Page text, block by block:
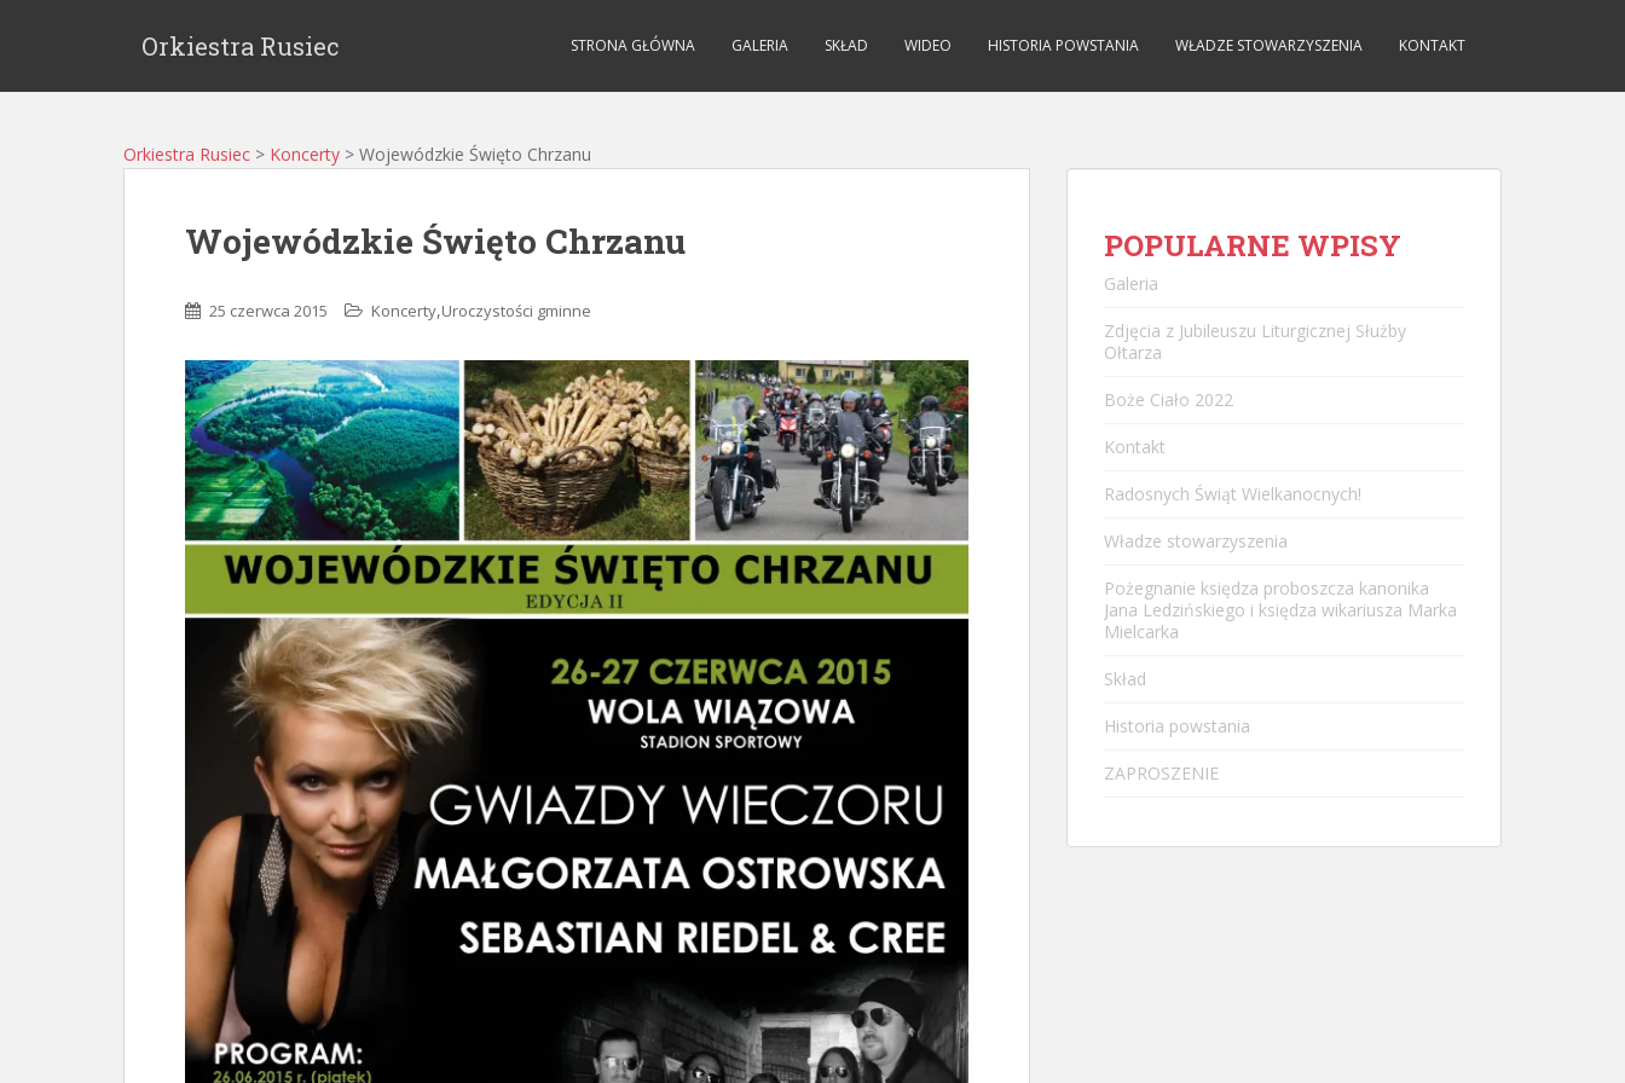
Orkiestra Rusiec STRONA GŁÓWNA GALERIA SKŁAD WIDEO HISTORIA POWSTANIA WŁADZE STOWARZYSZENIA KONTAKT
Orkiestra Rusiec > Koncerty > Wojewódzkie Święto Chrzanu
Wojewódzkie Święto Chrzanu
25 czerwca 2015 Koncerty,Uroczystości gminne
POPULARNE WPISY
Galeria
Zdjęcia z Jubileuszu Liturgicznej Służby
Ołtarza
Boże Ciało 2022
Kontakt
Radosnych Świąt Wielkanocnych!
Władze stowarzyszenia
Pożegnanie księdza proboszcza kanonika
Jana Ledzińskiego i księdza wikariusza Marka
Mielcarka
Skład
Historia powstania
ZAPROSZENIE